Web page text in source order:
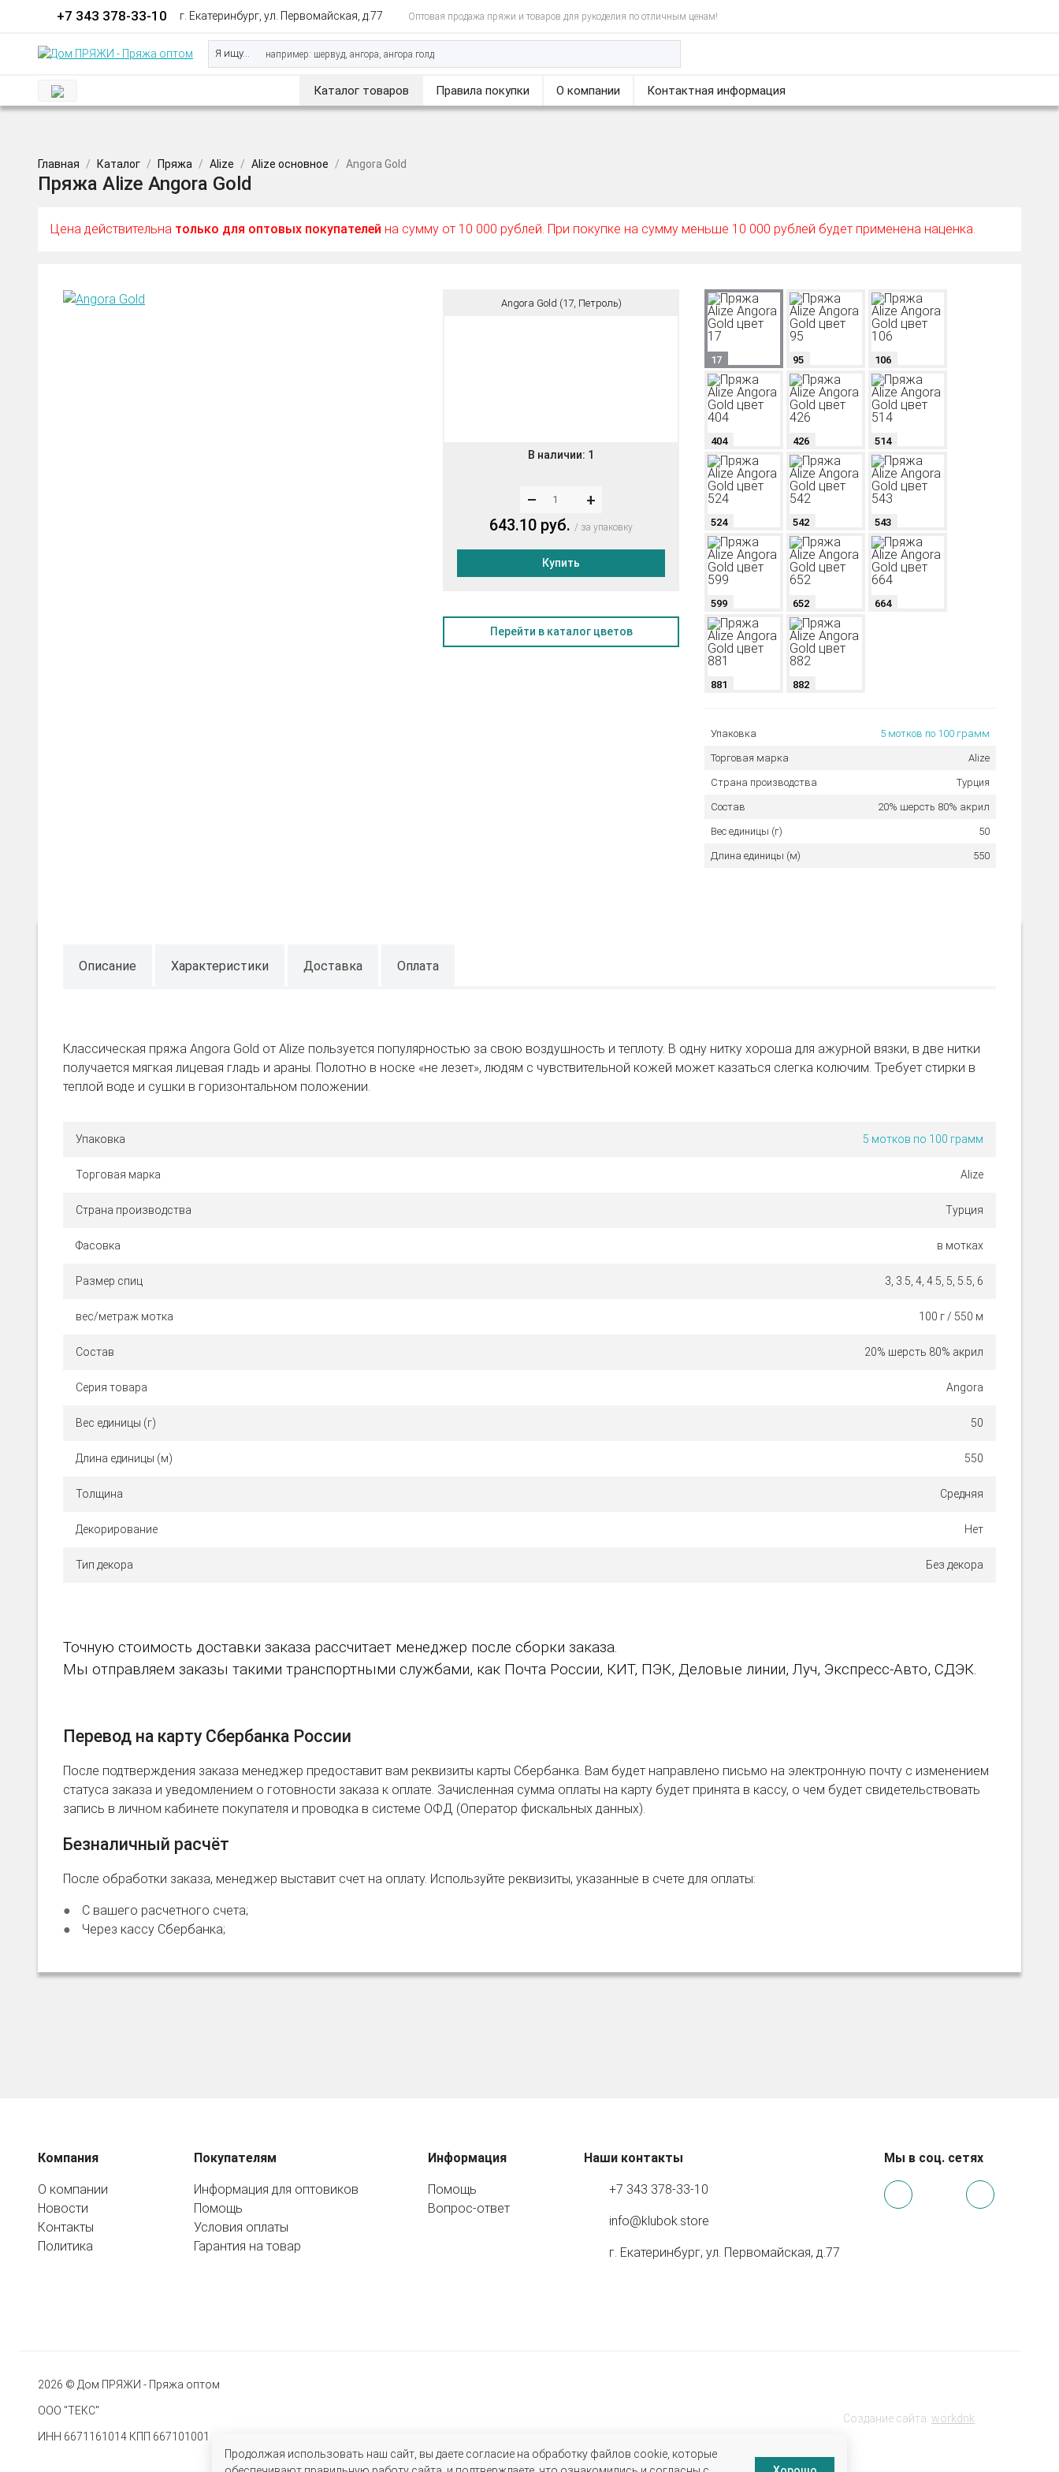
+7 343 378-33-10 г. Екатеринбург, ул. Первомайская, д.77 Оптовая продажа пряжи и товаров для рукоделия по отличным ценам!
Я ищу...
Каталог товаров Правила покупки О компании Контактная информация
Главная Каталог Пряжа Alize Alize основное Angora Gold
Пряжа Alize Angora Gold
Цена действительна только для оптовых покупателей на сумму от 10 000 рублей. При покупке на сумму меньше 10 000 рублей будет применена наценка.
Angora Gold (17, Петроль)
В наличии: 1
–
+
643.10 руб.
за упаковку
Купить
Перейти в каталог цветов
17 95 106
404 426 514
524 542 543
599 652 664
881 882
Упаковка 5 мотков по 100 грамм
Торговая марка Alize
Страна производства Турция
Состав 20% шерсть 80% акрил
Вес единицы (г) 50
Длина единицы (м) 550
Описание Характеристики Доставка Оплата
Классическая пряжа Angora Gold от Alize пользуется популярностью за свою воздушность и теплоту. В одну нитку хороша для ажурной вязки, в две нитки
получается мягкая лицевая гладь и араны. Полотно в носке «не лезет», людям с чувствительной кожей может казаться слегка колючим. Требует стирки в
теплой воде и сушки в горизонтальном положении.
Упаковка 5 мотков по 100 грамм
Торговая марка Alize
Страна производства Турция
Фасовка в мотках
Размер спиц 3, 3.5, 4, 4.5, 5, 5.5, 6
вес/метраж мотка 100 г / 550 м
Состав 20% шерсть 80% акрил
Серия товара Angora
Вес единицы (г) 50
Длина единицы (м) 550
Толщина Средняя
Декорирование Нет
Тип декора Без декора
Точную стоимость доставки заказа рассчитает менеджер после сборки заказа.
Мы отправляем заказы такими транспортными службами, как Почта России, КИТ, ПЭК, Деловые линии, Луч, Экспресс-Авто, СДЭК.
Перевод на карту Сбербанка России
После подтверждения заказа менеджер предоставит вам реквизиты карты Сбербанка. Вам будет направлено письмо на электронную почту с изменением
статуса заказа и уведомлением о готовности заказа к оплате. Зачисленная сумма оплаты на карту будет принята в кассу, о чем будет свидетельствовать
запись в личном кабинете покупателя и проводка в системе ОФД (Оператор фискальных данных).
Безналичный расчёт
После обработки заказа, менеджер выставит счет на оплату. Используйте реквизиты, указанные в счете для оплаты:
С вашего расчетного счета;
Через кассу Сбербанка;
Компания
О компании
Новости
Контакты
Политика
Покупателям
Информация для оптовиков
Помощь
Условия оплаты
Гарантия на товар
Информация
Помощь
Вопрос-ответ
Наши контакты
+7 343 378-33-10
info@klubok.store
г. Екатеринбург, ул. Первомайская, д.77
Мы в соц. сетях
2026 © Дом ПРЯЖИ - Пряжа оптом
ООО "ТЕКС"
ИНН 6671161014 КПП 667101001
Создание сайта: workdnk
Продолжая использовать наш сайт, вы даете согласие на обработку файлов cookie, которые